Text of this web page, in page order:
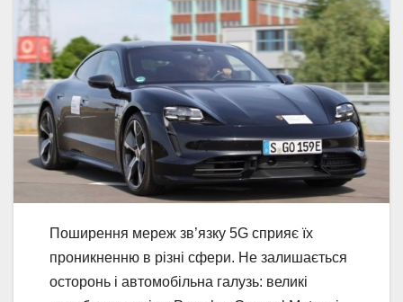
Поширення мереж зв’язку 5G сприяє їх
проникненню в різні сфери. Не залишається
осторонь і автомобільна галузь: великі